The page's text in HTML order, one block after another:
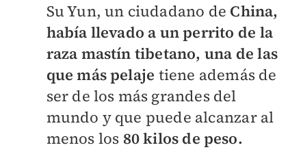
Su Yun, un ciudadano de China,
había llevado a un perrito de la
raza mastín tibetano, una de las
que más pelaje tiene además de
ser de los más grandes del
mundo y que puede alcanzar al
menos los 80 kilos de peso.